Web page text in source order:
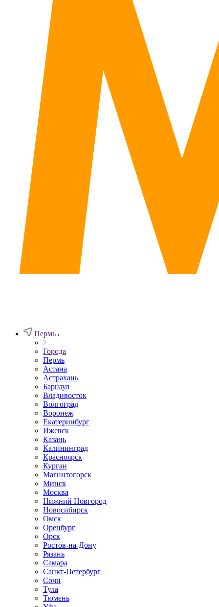
Пермь
Города
Пермь
Астана
Астрахань
Барнаул
Владивосток
Волгоград
Воронеж
Екатеринбург
Ижевск
Казань
Калининград
Красноярск
Курган
Магнитогорск
Минск
Москва
Нижний Новгород
Новосибирск
Омск
Оренбург
Орск
Ростов-на-Дону
Рязань
Самара
Санкт-Петербург
Сочи
Тула
Тюмень